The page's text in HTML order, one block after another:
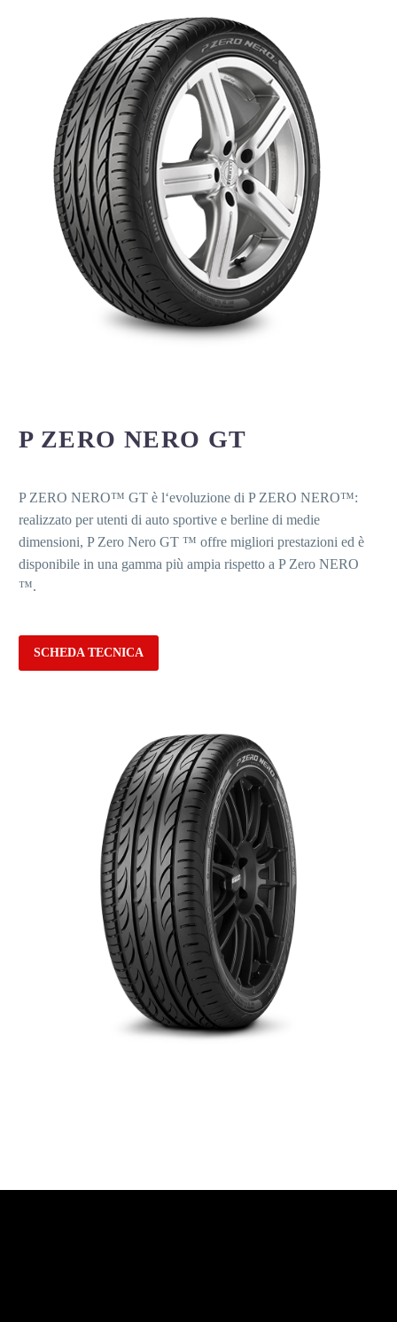
P ZERO NERO GT
P ZERO NERO™ GT è l‘evoluzione di P ZERO NERO™:
realizzato per utenti di auto sportive e berline di medie
dimensioni, P Zero Nero GT ™ offre migliori prestazioni ed è
disponibile in una gamma più ampia rispetto a P Zero NERO
™.
SCHEDA TECNICA